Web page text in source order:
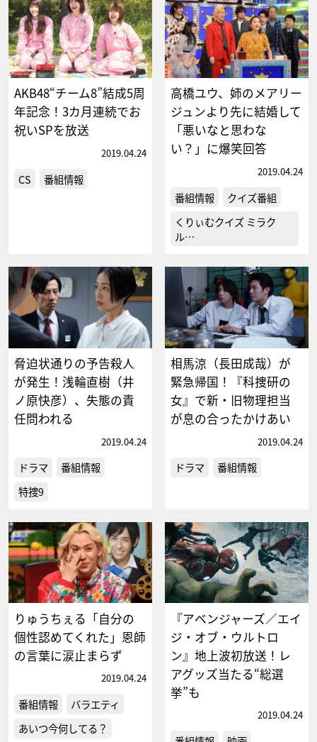
AKB48“チーム8”結成5周
年記念！3カ月連続でお
祝いSPを放送
2019.04.24
CS 番組情報
高橋ユウ、姉のメアリー
ジュンより先に結婚して
「悪いなと思わな
い？」に爆笑回答
2019.04.24
番組情報
クイズ番組
くりぃむクイズ ミラク
ル…
脅迫状通りの予告殺人
が発生！浅輪直樹（井
ノ原快彦）、失態の責
任問われる
2019.04.24
ドラマ
番組情報
特捜9
相馬涼（長田成哉）が
緊急帰国！『科捜研の
女』で新・旧物理担当
が息の合ったかけあい
2019.04.24
ドラマ 番組情報
りゅうちぇる「自分の
個性認めてくれた」恩師
の言葉に涙止まらず
2019.04.24
番組情報
バラエティ
あいつ今何してる？
『アベンジャーズ／エイ
ジ・オブ・ウルトロ
ン』地上波初放送！レ
アグッズ当たる“総選
挙”も
2019.04.24